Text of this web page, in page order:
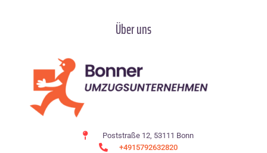
Über uns
Poststraße 12, 53111 Bonn
+4915792632820